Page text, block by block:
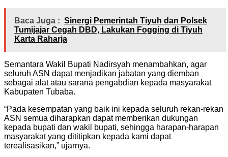
Baca Juga : Sinergi Pemerintah Tiyuh dan Polsek
Tumijajar Cegah DBD, Lakukan Fogging di Tiyuh
Karta Raharja
Semantara Wakil Bupati Nadirsyah menambahkan, agar
seluruh ASN dapat menjadikan jabatan yang diemban
sebagai alat atau sarana pengabdian kepada masyarakat
Kabupaten Tubaba.
“Pada kesempatan yang baik ini kepada seluruh rekan-rekan
ASN semua diharapkan dapat memberikan dukungan
kepada bupati dan wakil bupati, sehingga harapan-harapan
masyarakat yang dititipkan kepada kami dapat
terealisasikan,” ujarnya.